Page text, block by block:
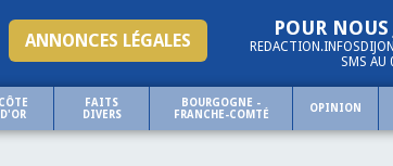
POUR
SMS
ANNONCES LÉGALES
CÔTE
D'OR
FAITS
DIVERS
BOURGOGNE -
FRANCHE-COMTÉ
OPINION